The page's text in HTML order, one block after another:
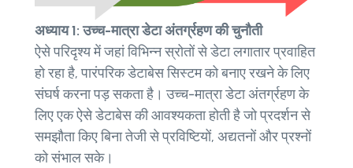
अध्याय 1: उच्च-मात्रा डेटा अंतर्ग्रहण की चुनौती
ऐसे परिदृश्य में जहां विभिन्न स्रोतों से डेटा लगातार प्रवाहित
हो रहा है, पारंपरिक डेटाबेस सिस्टम को बनाए रखने के लिए
संघर्ष करना पड़ सकता है। उच्च-मात्रा डेटा अंतर्ग्रहण के
लिए एक ऐसे डेटाबेस की आवश्यकता होती है जो प्रदर्शन से
समझौता किए बिना तेजी से प्रविष्टियों, अद्यतनों और प्रश्नों
को संभाल सके।